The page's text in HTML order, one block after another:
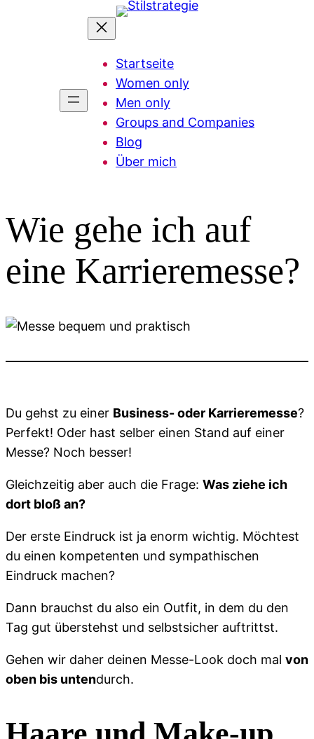
Startseite
Women only
Men only
Groups and Companies
Blog
Über mich
Wie gehe ich auf
eine Karrieremesse?
Du gehst zu einer Business- oder Karrieremesse?
Perfekt! Oder hast selber einen Stand auf einer
Messe? Noch besser!
Gleichzeitig aber auch die Frage: Was ziehe ich
dort bloß an?
Der erste Eindruck ist ja enorm wichtig. Möchtest
du einen kompetenten und sympathischen
Eindruck machen?
Dann brauchst du also ein Outfit, in dem du den
Tag gut überstehst und selbstsicher auftrittst.
Gehen wir daher deinen Messe-Look doch mal von
oben bis untendurch.